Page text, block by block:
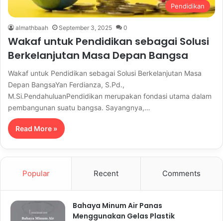
Pendidikan
almathbaah September 3, 2025 0
Wakaf untuk Pendidikan sebagai Solusi
Berkelanjutan Masa Depan Bangsa
Wakaf untuk Pendidikan sebagai Solusi Berkelanjutan Masa
Depan BangsaYan Ferdianza, S.Pd.,
M.Si.PendahuluanPendidikan merupakan fondasi utama dalam
pembangunan suatu bangsa. Sayangnya,…
Read More »
Popular Recent Comments
Bahaya Minum Air Panas
Menggunakan Gelas Plastik